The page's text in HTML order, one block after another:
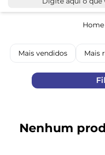
Home
Mais vendidos Mais
Nenhum